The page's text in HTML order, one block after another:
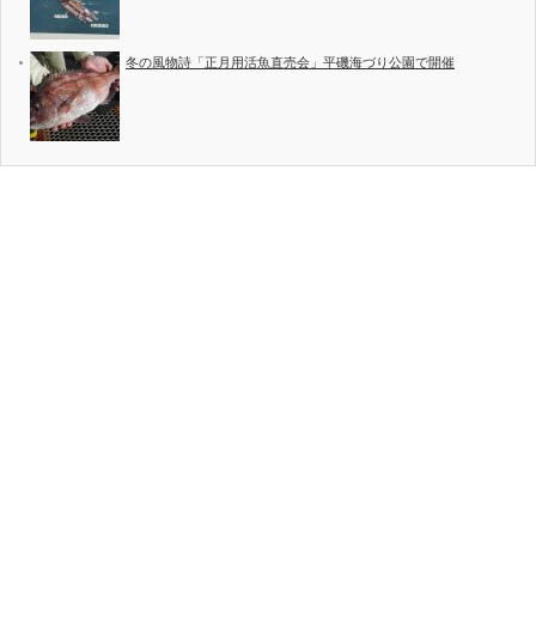
冬の風物詩「正月用活魚直売会」平磯海づり公園で開催